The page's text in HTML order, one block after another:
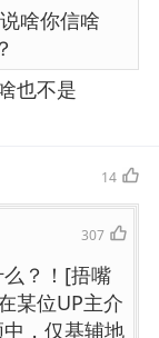
啥你信啥
也不是
14
307
？！[捂嘴
某位UP主介
，仅基辅地